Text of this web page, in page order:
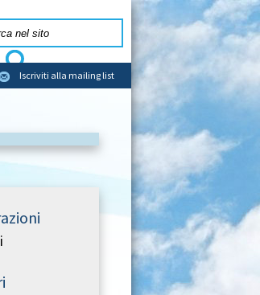
Iscriviti alla mailing list